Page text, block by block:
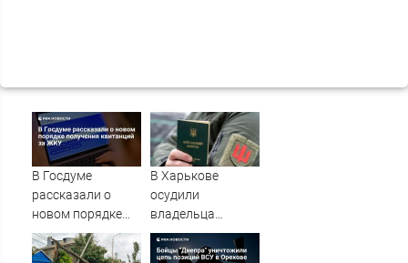
В Госдуме
рассказали о
новом порядке
получения
квитанций за
В Харькове
осудили
владельца
канала о засадах
ТЦК